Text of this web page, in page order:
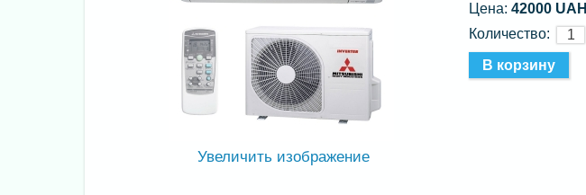
Увеличить изображение
Цена:42000 UAH
Количество: